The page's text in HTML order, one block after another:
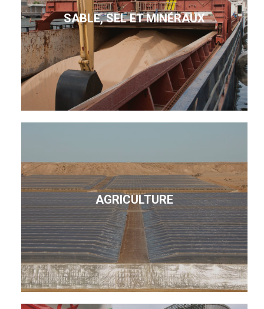
SABLE, SEL ET MINÉRAUX
AGRICULTURE